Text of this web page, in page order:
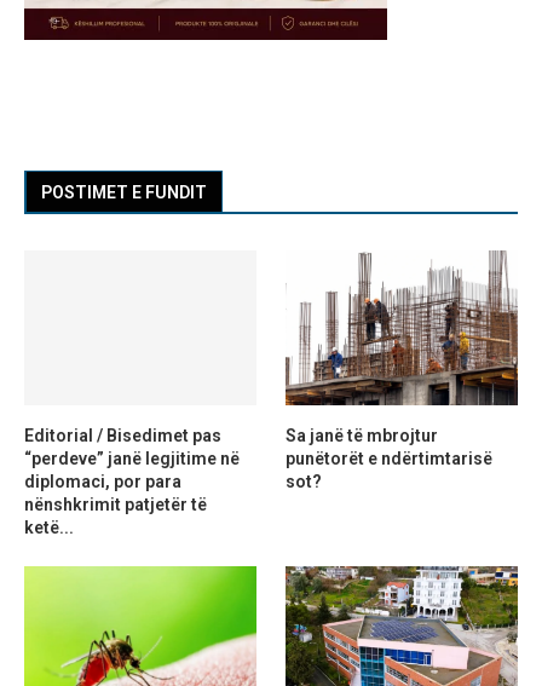
POSTIMET E FUNDIT
Editorial / Bisedimet pas
“perdeve” janë legjitime në
diplomaci, por para
nënshkrimit patjetër të
ketë...
Sa janë të mbrojtur
punëtorët e ndërtimtarisë
sot?